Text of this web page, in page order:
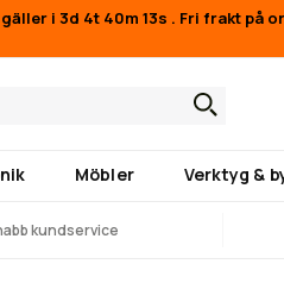
i 3d 4t 40m 12s . Fri frakt på
Möbler Verktyg &
kundservice